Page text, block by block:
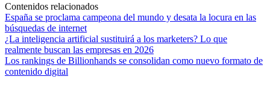
Contenidos relacionados
España se proclama campeona del mundo y desata la locura en las
búsquedas de internet
¿La inteligencia artificial sustituirá a los marketers? Lo que
realmente buscan las empresas en 2026
Los rankings de Billionhands se consolidan como nuevo formato de
contenido digital